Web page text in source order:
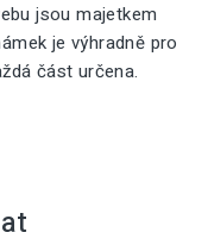
jsou majetkem
je výhradně pro
část určena.